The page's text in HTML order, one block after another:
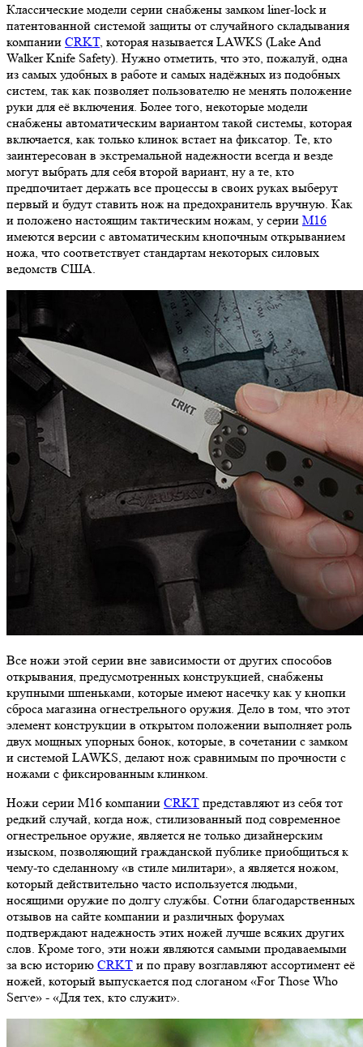
Классические модели серии снабжены замком liner-lock и
патентованной системой защиты от случайного складывания
компании CRKT, которая называется LAWKS (Lake And
Walker Knife Safety). Нужно отметить, что это, пожалуй, одна
из самых удобных в работе и самых надёжных из подобных
систем, так как позволяет пользователю не менять положение
руки для её включения. Более того, некоторые модели
снабжены автоматическим вариантом такой системы, которая
включается, как только клинок встает на фиксатор. Те, кто
заинтересован в экстремальной надежности всегда и везде
могут выбрать для себя второй вариант, ну а те, кто
предпочитает держать все процессы в своих руках выберут
первый и будут ставить нож на предохранитель вручную. Как
и положено настоящим тактическим ножам, у серии М16
имеются версии с автоматическим кнопочным открыванием
ножа, что соответствует стандартам некоторых силовых
ведомств США.
Все ножи этой серии вне зависимости от других способов
открывания, предусмотренных конструкцией, снабжены
крупными шпеньками, которые имеют насечку как у кнопки
сброса магазина огнестрельного оружия. Дело в том, что этот
элемент конструкции в открытом положении выполняет роль
двух мощных упорных бонок, которые, в сочетании с замком
и системой LAWKS, делают нож сравнимым по прочности с
ножами с фиксированным клинком.
Ножи серии М16 компании CRKT представляют из себя тот
редкий случай, когда нож, стилизованный под современное
огнестрельное оружие, является не только дизайнерским
изыском, позволяющий гражданской публике приобщиться к
чему-то сделанному «в стиле милитари», а является ножом,
который действительно часто используется людьми,
носящими оружие по долгу службы. Сотни благодарственных
отзывов на сайте компании и различных форумах
подтверждают надежность этих ножей лучше всяких других
слов. Кроме того, эти ножи являются самыми продаваемыми
за всю историю CRKT и по праву возглавляют ассортимент её
ножей, который выпускается под слоганом «For Those Who
Serve» - «Для тех, кто служит».